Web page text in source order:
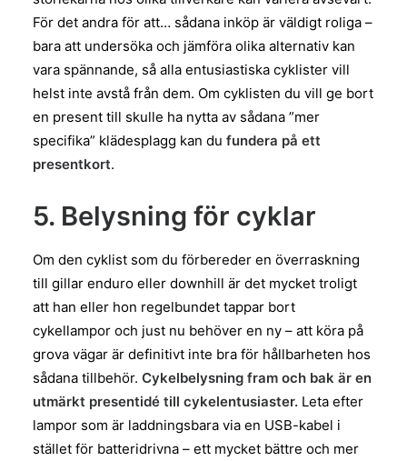
För det andra för att… sådana inköp är väldigt roliga –
bara att undersöka och jämföra olika alternativ kan
vara spännande, så alla entusiastiska cyklister vill
helst inte avstå från dem. Om cyklisten du vill ge bort
en present till skulle ha nytta av sådana ”mer
specifika” klädesplagg kan du fundera på ett
presentkort.
5. Belysning för cyklar
Om den cyklist som du förbereder en överraskning
till gillar enduro eller downhill är det mycket troligt
att han eller hon regelbundet tappar bort
cykellampor och just nu behöver en ny – att köra på
grova vägar är definitivt inte bra för hållbarheten hos
sådana tillbehör. Cykelbelysning fram och bak är en
utmärkt presentidé till cykelentusiaster. Leta efter
lampor som är laddningsbara via en USB-kabel i
stället för batteridrivna – ett mycket bättre och mer